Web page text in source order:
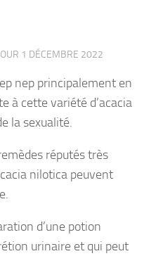
1 DÉCEMBRE 2022
nep principalement en
à cette variété d’acacia
la sexualité.
réputés très
nilotica peuvent
d’une potion
urinaire et qui peut